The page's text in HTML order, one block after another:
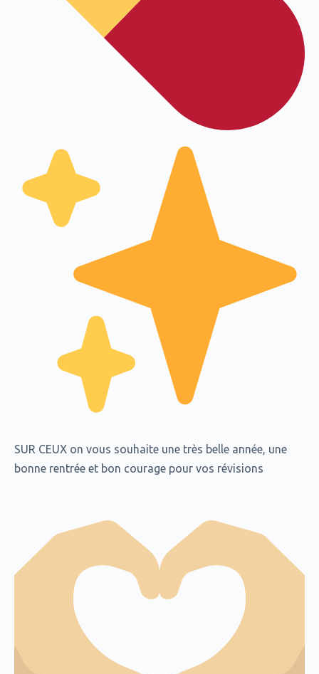
SUR CEUX on vous souhaite une très belle année, une
bonne rentrée et bon courage pour vos révisions